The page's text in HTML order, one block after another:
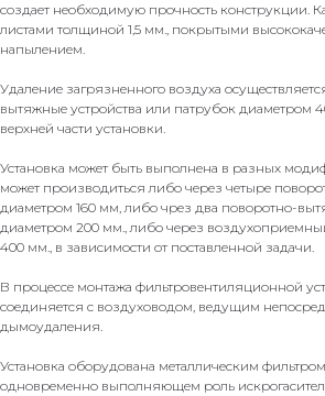
создает необходимую прочность конструкции.
листами толщиной 1,5 мм., покрытыми
напылением.
Удаление загрязненного воздуха
вытяжные устройства или патрубок диаметром
верхней части установки.
Установка может быть выполнена в разных
может производиться либо через четыре
диаметром 160 мм, либо чрез два поворотно-
диаметром 200 мм., либо через
400 мм., в зависимости от поставленной задачи.
В процессе монтажа фильтровентиляционной
соединяется с воздуховодом, ведущим
дымоудаления.
Установка оборудована металлическим
одновременно выполняющем роль